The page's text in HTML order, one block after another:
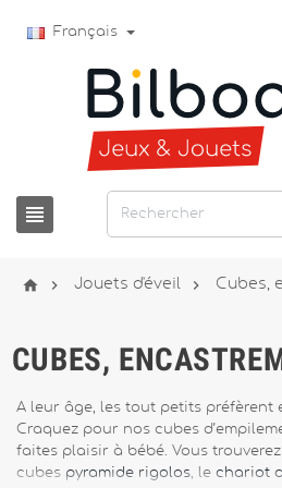
Français

  Jouets d'éveil  Cubes,
CUBES,
A leur âge, les tout petits préfèrent
Craquez pour nos cubes
faites plaisir à bébé. Vous
cubes pyramide rigolos, le chariot